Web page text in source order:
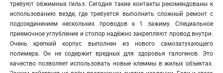
требуют обжимных гильз. Сегодня такие контакты рекомендованы к
использованию везде, где требуется выполнить сложный ремонт с
подсоединением нескольких проводов к 1 зажиму. Специальное
приемочное углубление и стопор надёжно закрепляют провод внутри.
Очень крепкий корпус выполнен из нового самозатухающего
полимера. Он не содержит вредных для здоровья галогенов. Это
качество позволяет использовать новые клеммы в жилых объектах.